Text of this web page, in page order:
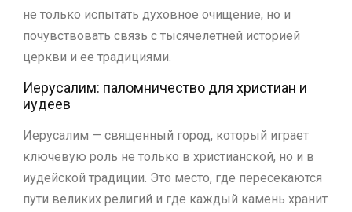
не только испытать духовное очищение, но и
почувствовать связь с тысячелетней историей
церкви и ее традициями.
Иерусалим: паломничество для христиан и
иудеев
Иерусалим — священный город, который играет
ключевую роль не только в христианской, но и в
иудейской традиции. Это место, где пересекаются
пути великих религий и где каждый камень хранит